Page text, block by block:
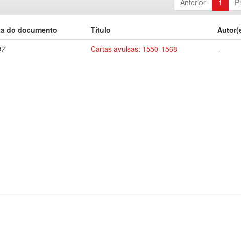
Anterior 1
do documento Título
Cartas avulsas: 1550-1568 -